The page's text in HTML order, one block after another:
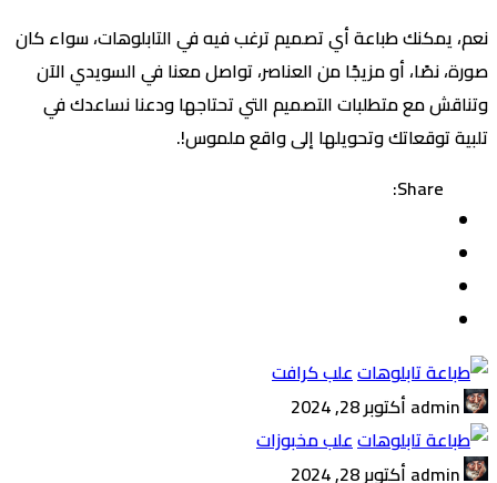
نعم، يمكنك طباعة أي تصميم ترغب فيه في التابلوهات، سواء كان
صورة، نصًا، أو مزيجًا من العناصر، تواصل معنا في السويدي الآن
وتناقش مع متطلبات التصميم التي تحتاجها ودعنا نساعدك في
تلبية توقعاتك وتحويلها إلى واقع ملموس!.
Share:
علب كرافت
أكتوبر 28, 2024
علب مخبوزات
أكتوبر 28, 2024